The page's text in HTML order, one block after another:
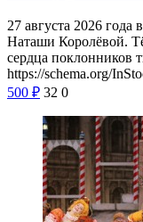
27 августа 2026 года
Наташи Королёвой.
сердца поклонников
https://schema.org/
500 ₽ 32 0